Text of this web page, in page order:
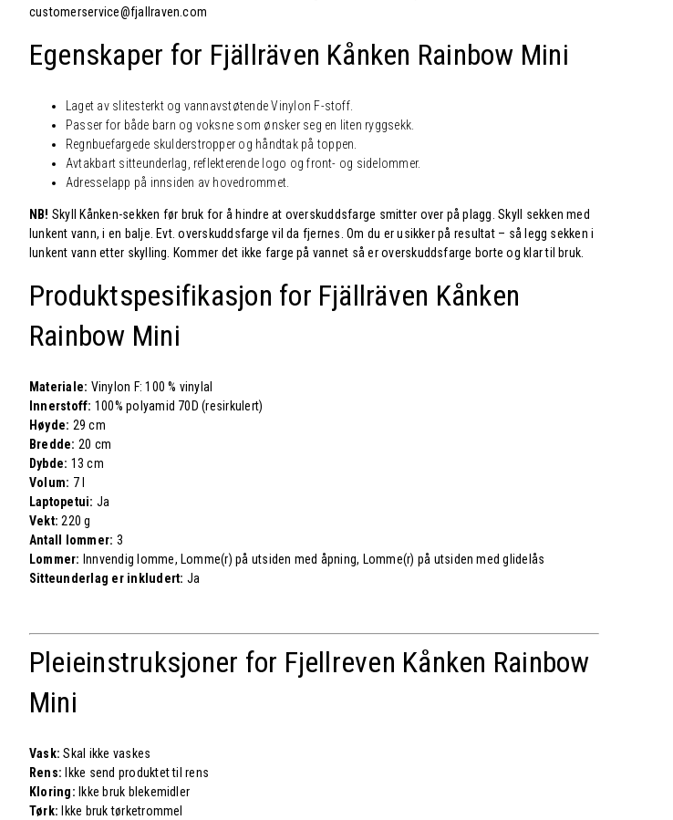
customerservice@fjallraven.com
Egenskaper for Fjällräven Kånken Rainbow Mini
Laget av slitesterkt og vannavstøtende Vinylon F-stoff.
Passer for både barn og voksne som ønsker seg en liten ryggsekk.
Regnbuefargede skulderstropper og håndtak på toppen.
Avtakbart sitteunderlag, reflekterende logo og front- og sidelommer.
Adresselapp på innsiden av hovedrommet.
NB! Skyll Kånken-sekken før bruk for å hindre at overskuddsfarge smitter over på plagg. Skyll sekken med
lunkent vann, i en balje. Evt. overskuddsfarge vil da fjernes. Om du er usikker på resultat – så legg sekken i
lunkent vann etter skylling. Kommer det ikke farge på vannet så er overskuddsfarge borte og klar til bruk.
Produktspesifikasjon for Fjällräven Kånken
Rainbow Mini
Materiale: Vinylon F: 100 % vinylal
Innerstoff: 100% polyamid 70D (resirkulert)
Høyde: 29 cm
Bredde: 20 cm
Dybde: 13 cm
Volum: 7 l
Laptopetui: Ja
Vekt:220 g
Antall lommer: 3
Lommer: Innvendig lomme, Lomme(r) på utsiden med åpning, Lomme(r) på utsiden med glidelås
Sitteunderlag er inkludert: Ja
Pleieinstruksjoner for Fjellreven Kånken Rainbow
Mini
Vask:Skal ikke vaskes
Rens:
Ikke send produktet til rens
Kloring: Ikke bruk blekemidler
Tørk:
Ikke bruk tørketrommel